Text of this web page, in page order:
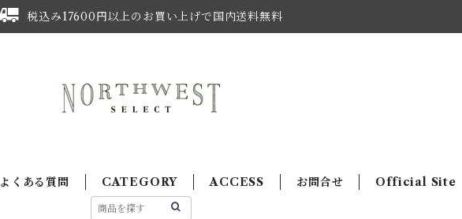
税込み17600円以上のお買い上げで国内送料無料
よくある質問 CATEGORY ACCESS お問合せ Official Site